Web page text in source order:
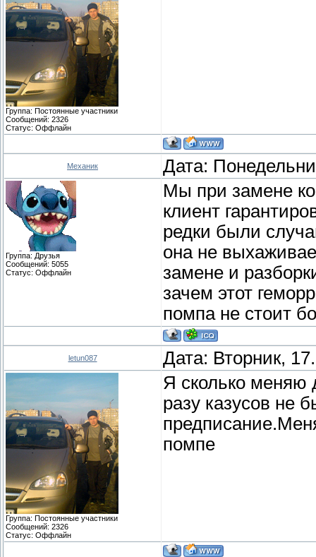
Группа: Постоянные участники
Сообщений: 2326
Статус: Оффлайн
Механик Дата:
Группа: Друзья
Сообщений: 5055
Статус: Оффлайн
Мы при замене
клиент
редки были
она не
замене и
зачем этот
помпа не стоит
letun087 Дата: Вторник,
Группа: Постоянные участники
Сообщений: 2326
Статус: Оффлайн
Я сколько меняю
разу казусов не
помпе